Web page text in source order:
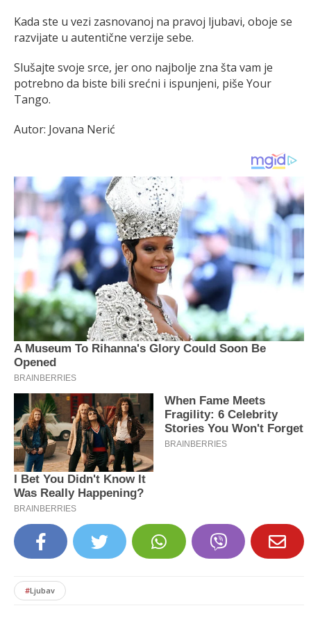
Kada ste u vezi zasnovanoj na pravoj ljubavi, oboje se
razvijate u autentične verzije sebe.
Slušajte svoje srce, jer ono najbolje zna šta vam je
potrebno da biste bili srećni i ispunjeni, piše Your
Tango.
Autor: Jovana Nerić
#Ljubav